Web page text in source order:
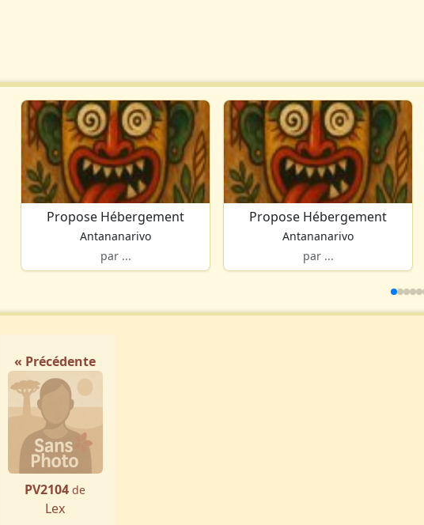
Propose Hébergement
Antananarivo
par ...
Propose Hébergement
Antananarivo
par ...
« Précédente
PV2104 de
Lex